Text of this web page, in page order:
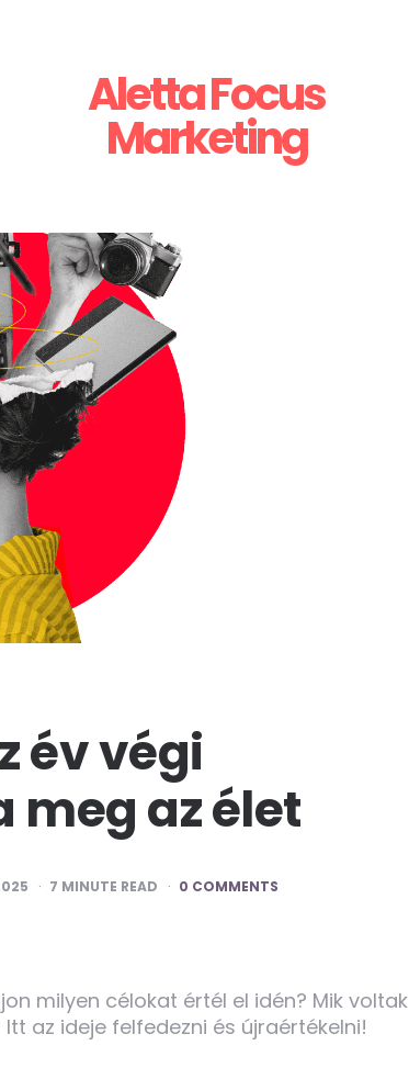
Aletta Focus
Marketing
év végi
meg az élet
7 MINUTE READ 0 COMMENTS
milyen célokat értél el idén? Mik voltak
az ideje felfedezni és újraértékelni!